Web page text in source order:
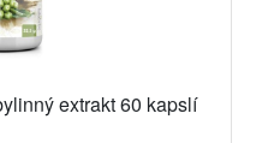
extrakt 60 kapslí